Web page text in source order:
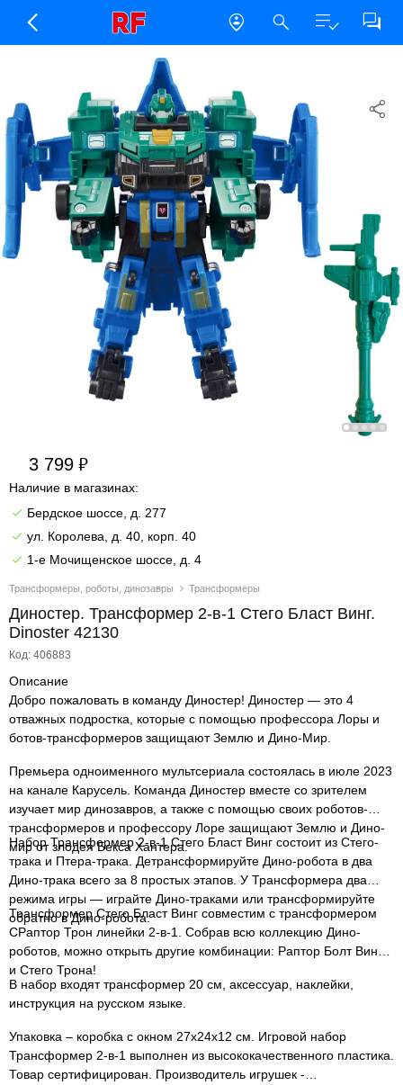
Трансформеры, роботы, динозавры Трансформеры
Диностер. Трансформер 2-в-1 Стего Бласт Винг.
Dinoster 42130
Код: 406883
3 799
Наличие в магазинах:
Бердское шоссе, д. 277
ул. Королева, д. 40, корп. 40
1-е Мочищенское шоссе, д. 4
Описание
Добро пожаловать в команду Диностер! Диностер — это 4
отважных подростка, которые с помощью профессора Лоры и
ботов-трансформеров защищают Землю и Дино-Мир.
Премьера одноименного мультсериала состоялась в июле 2023
на канале Карусель. Команда Диностер вместе со зрителем
изучает мир динозавров, а также с помощью своих роботов-
трансформеров и профессору Лоре защищают Землю и Дино-
мир от злодея Бекса Хантера.
Набор Трансформер 2-в-1 Стего Бласт Винг состоит из Стего-
трака и Птера-трака. Детрансформируйте Дино-робота в два
Дино-трака всего за 8 простых этапов. У Трансформера два
режима игры — играйте Дино-траками или трансформируйте
обратно в Дино-робота.
Трансформер Стего Бласт Винг совместим с трансформером
СРаптор Трон линейки 2-в-1. Собрав всю коллекцию Дино-
роботов, можно открыть другие комбинации: Раптор Болт Винга
и Стего Трона!
В набор входят трансформер 20 см, аксессуар, наклейки,
инструкция на русском языке.
Упаковка – коробка с окном 27х24х12 см. Игровой набор
Трансформер 2-в-1 выполнен из высококачественного пластика.
Товар сертифицирован. Производитель игрушек -